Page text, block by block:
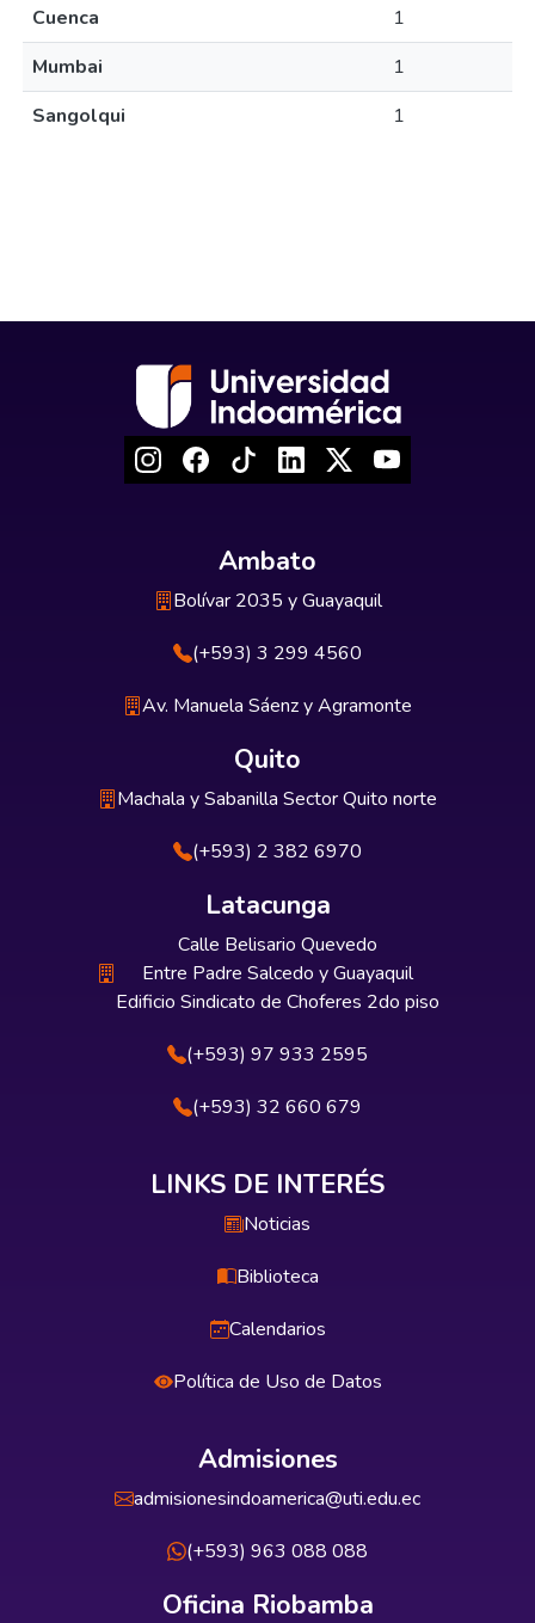
Cuenca
1
Mumbai
1
Sangolqui
1
Ambato
Bolívar 2035 y Guayaquil
(+593) 3 299 4560
Av. Manuela Sáenz y Agramonte
Quito
Machala y Sabanilla Sector Quito norte
(+593) 2 382 6970
Latacunga
Calle Belisario Quevedo
Entre Padre Salcedo y Guayaquil
Edificio Sindicato de Choferes 2do piso
(+593) 97 933 2595
(+593) 32 660 679
LINKS DE INTERÉS
Noticias
Biblioteca
Calendarios
Política de Uso de Datos
Admisiones
admisionesindoamerica@uti.edu.ec
(+593) 963 088 088
Oficina Riobamba